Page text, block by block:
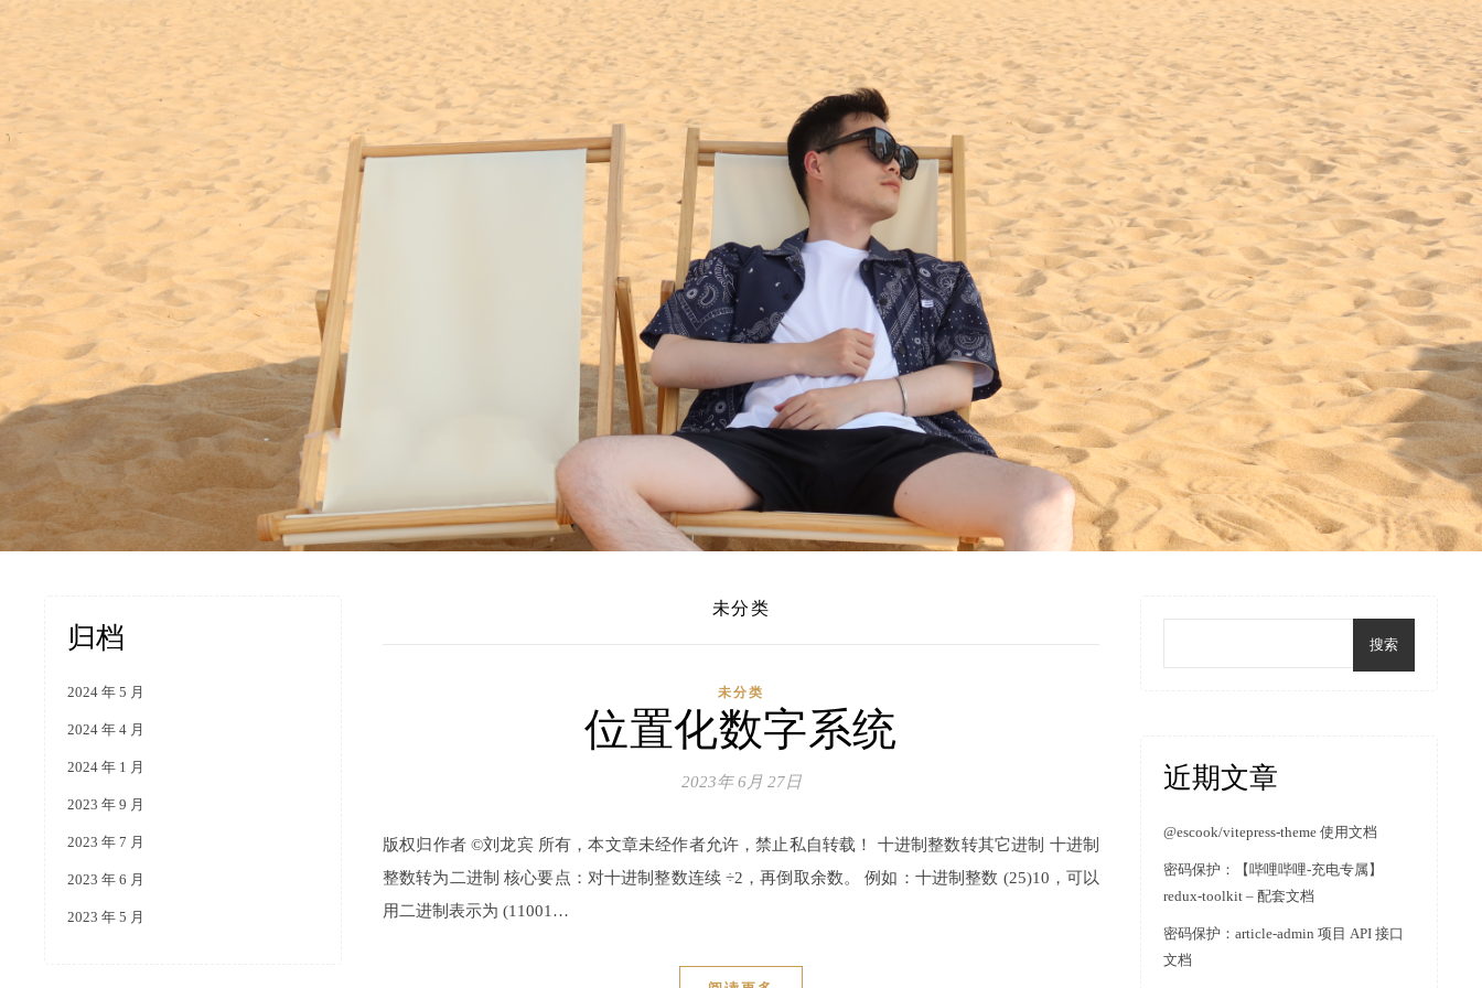
归档
2024 年 5 月
2024 年 4 月
2024 年 1 月
2023 年 9 月
2023 年 7 月
2023 年 6 月
2023 年 5 月
未分类
未分类
位置化数字系统
2023年 6月 27日
版权归作者 ©刘龙宾 所有，本文章未经作者允许，禁止私自转载！ 十进制整数转其它进制 十进制
整数转为二进制 核心要点：对十进制整数连续 ÷2，再倒取余数。 例如：十进制整数 (25)10，可以
用二进制表示为 (11001…
搜索
近期文章
@escook/vitepress-theme 使用文档
密码保护：【哔哩哔哩-充电专属】
redux-toolkit – 配套文档
密码保护：article-admin 项目 API 接口
文档